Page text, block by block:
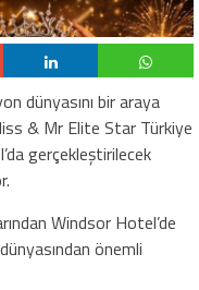
dünyasını bir araya
& Mr Elite Star Türkiye
gerçekleştirilecek
Windsor Hotel’de
önemli